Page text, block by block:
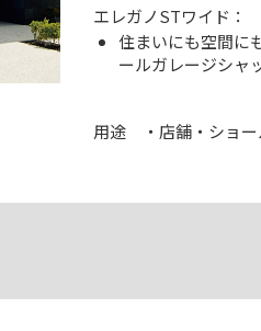
エレガノSTワイド：
住まいにも空間に
ールガレージシャ
用途 ・店舗・ショ